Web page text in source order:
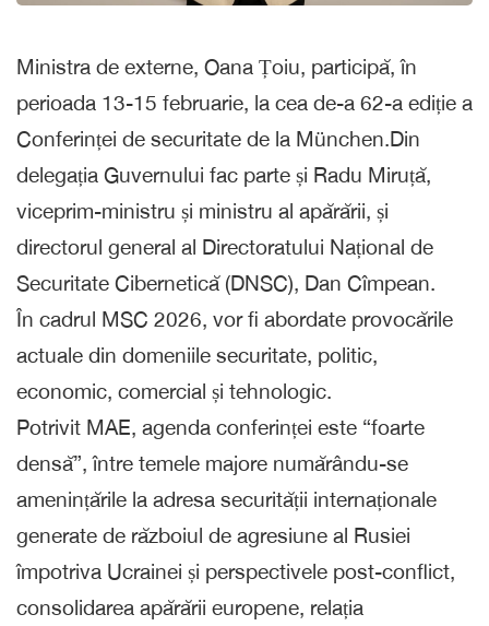
Ministra de externe, Oana Țoiu, participă, în
perioada 13-15 februarie, la cea de-a 62-a ediție a
Conferinței de securitate de la München.Din
delegația Guvernului fac parte și Radu Miruță,
viceprim-ministru și ministru al apărării, și
directorul general al Directoratului Național de
Securitate Cibernetică (DNSC), Dan Cîmpean.
În cadrul MSC 2026, vor fi abordate provocările
actuale din domeniile securitate, politic,
economic, comercial și tehnologic.
Potrivit MAE, agenda conferinței este “foarte
densă”, între temele majore numărându-se
amenințările la adresa securității internaționale
generate de războiul de agresiune al Rusiei
împotriva Ucrainei și perspectivele post-conflict,
consolidarea apărării europene, relația